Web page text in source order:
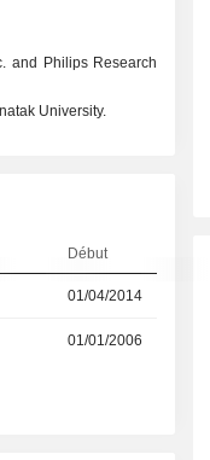
and Philips Research
University.
Début
01/04/2014
01/01/2006